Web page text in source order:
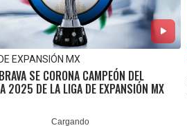
EXPANSIÓN MX
SE CORONA CAMPEÓN DEL
2025 DE LA LIGA DE EXPANSIÓN MX